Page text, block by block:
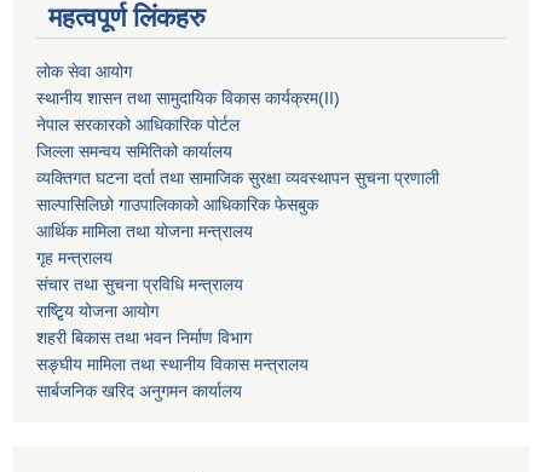
महत्वपूर्ण लिंकहरु
लोक सेवा आयोग
स्थानीय शासन तथा सामुदायिक विकास कार्यक्रम(II)
नेपाल सरकारको आधिकारिक पोर्टल
जिल्ला समन्वय समितिको कार्यालय
व्यक्तिगत घटना दर्ता तथा सामाजिक सुरक्षा व्यवस्थापन सुचना प्रणाली
साल्पासिलिछो गाउपालिकाको आधिकारिक फेसबुक
आर्थिक मामिला तथा योजना मन्त्रालय
गृह मन्त्रालय
संचार तथा सुचना प्रविधि मन्त्रालय
राष्टि्ृय योजना आयोग
शहरी बिकास तथा भवन निर्माण विभाग
सङ्घीय मामिला तथा स्थानीय विकास मन्त्रालय
सार्बजनिक खरिद अनुगमन कार्यालय